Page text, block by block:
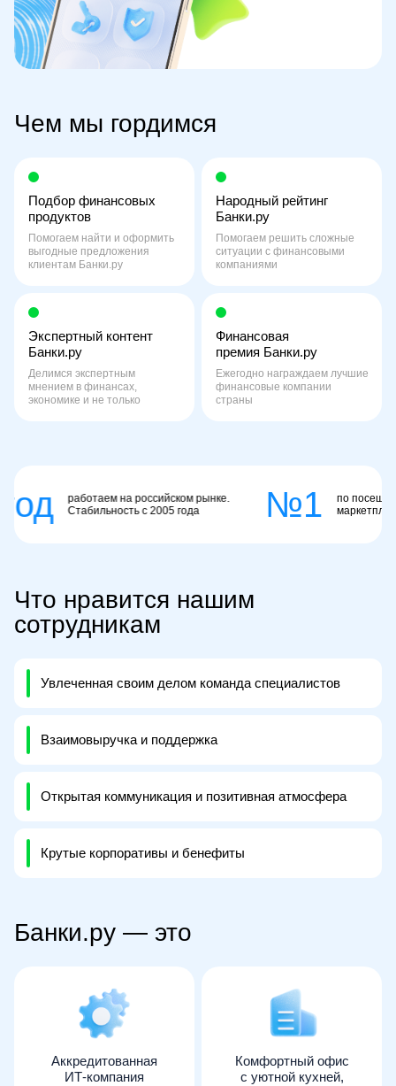
Чем мы гордимся
Подбор финансовых
продуктов
Помогаем найти и оформить
выгодные предложения
клиентам Банки.ру
Народный рейтинг
Банки.ру
Помогаем решить сложные
ситуации с финансовыми
компаниями
Экспертный контент
Банки.ру
Делимся экспертным
мнением в финансах,
экономике и не только
Финансовая
премия Банки.ру
Ежегодно награждаем лучшие
финансовые компании
страны
работаем на российском рынке.
Стабильность с 2005 года
№1
по
маркетплейсов
Что нравится нашим
сотрудникам
Увлеченная своим делом команда специалистов
Взаимовыручка и поддержка
Открытая коммуникация и позитивная атмосфера
Крутые корпоративы и бенефиты
Банки.ру — это
Аккредитованная
ИТ-компания
Комфортный офис
с уютной кухней,